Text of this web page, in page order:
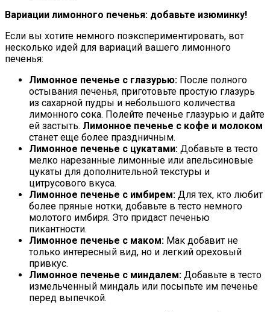
Вариации лимонного печенья: добавьте изюминку!
Если вы хотите немного поэкспериментировать, вот
несколько идей для вариаций вашего лимонного
печенья:
Лимонное печенье с глазурью: После полного
остывания печенья, приготовьте простую глазурь
из сахарной пудры и небольшого количества
лимонного сока. Полейте печенье глазурью и дайте
ей застыть. Лимонное печенье с кофе и молоком
станет еще более праздничным.
Лимонное печенье с цукатами: Добавьте в тесто
мелко нарезанные лимонные или апельсиновые
цукаты для дополнительной текстуры и
цитрусового вкуса.
Лимонное печенье с имбирем: Для тех, кто любит
более пряные нотки, добавьте в тесто немного
молотого имбиря. Это придаст печенью
пикантности.
Лимонное печенье с маком: Мак добавит не
только интересный вид, но и легкий ореховый
привкус.
Лимонное печенье с миндалем: Добавьте в тесто
измельченный миндаль или посыпьте им печенье
перед выпечкой.